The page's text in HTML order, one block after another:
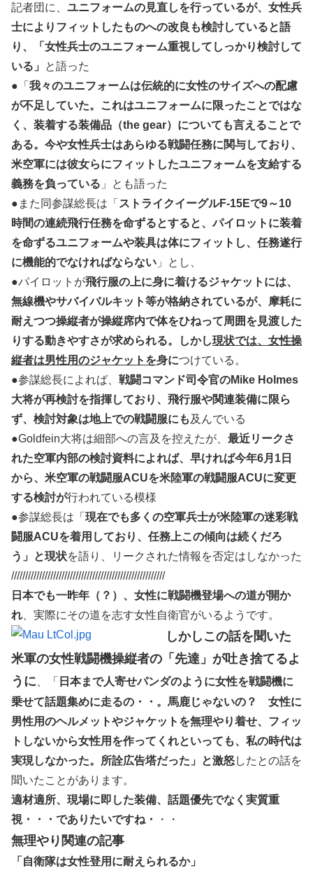
記者団に、 ユニフォームの見直しを行っているが、女性兵
士によりフィットしたものへの改良も検討していると語
り、「女性兵士のユニフォーム重視してしっかり検討して
いる」
と語った
●「 我々のユニフォームは伝統的に女性のサイズへの配慮
が不足していた。これはユニフォームに限ったことではな
く、装着する装備品（the gear）についても言えることで
ある。今や女性兵士はあらゆる戦闘任務に関与しており、
米空軍には彼女らにフィットしたユニフォームを支給する
義務を負っている 」とも語った
●また同参謀総長は「 ストライクイーグルF-15Eで9～10
時間の連続飛行任務を命ずるとすると、パイロットに装着
を命ずるユニフォームや装具は体にフィットし、任務遂行
に機能的でなければならない 」とし、
●パイロットが飛行服の上に身に着けるジャケットには、
無線機やサバイバルキット等が格納されているが、摩耗に
耐えつつ操縦者が操縦席内で体をひねって周囲を見渡した
りする動きやすさが求められる。しかし現状では、女性操
縦者は男性用のジャケットを身につけている。
●参謀総長によれば、 戦闘コマンド司令官のMike Holmes
大将が再検討を指揮しており、飛行服や関連装備に限ら
ず、検討対象は地上での戦闘服にも 及んでいる
●Goldfein大将は細部への言及を控えたが、 最近リークさ
れた空軍内部の検討資料によれば、早ければ今年6月1日
から、米空軍の戦闘服ACUを米陸軍の戦闘服ACUに変更
する検討が行われている模様
●参謀総長は「 現在でも多くの空軍兵士が米陸軍の迷彩戦
闘服ACUを着用しており、任務上この傾向は続くだろ
う」と現状を語り、リークされた情報を否定はしなかった
///////////////////////////////////////////////////////
日本でも一昨年（？）、女性に戦闘機登場への道が開か
れ 、実際にその道を志す女性自衛官がいるようです。
しかしこの話を聞いた
米軍の女性戦闘機操縦者の「先達」が吐き捨てるよ
うに 、「 日本まで人寄せパンダのように女性を戦闘機に
乗せて話題集めに走るの・・。馬鹿じゃないの？ 女性に
男性用のヘルメットやジャケットを無理やり着せ、フィッ
トしないから女性用を作ってくれといっても、私の時代は
実現しなかった。所詮広告塔だった」と激怒したとの話を
聞いたことがあります。
適材適所、現場に即した装備、話題優先でなく実質重
視・・・でありたいですね・
・・
無理やり関連の記事
「自衛隊は女性登用に耐えられるか」